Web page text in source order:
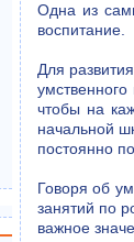
Одна из
воспитание.
Для
чтобы на
начальной
постоянно
Говоря об
занятий по
важное